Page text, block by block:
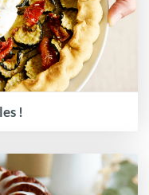
!